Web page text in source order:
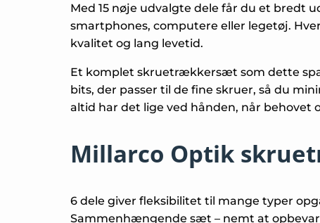
Med 15 nøje udvalgte dele får du et bredt
smartphones, computere eller legetøj.
kvalitet og lang levetid.
Et komplet skruetrækkersæt som dette
bits, der passer til de fine skruer, så du
altid har det lige ved hånden, når behovet
Millarco Optik
6 dele giver fleksibilitet til mange typer
Sammenhængende sæt – nemt at